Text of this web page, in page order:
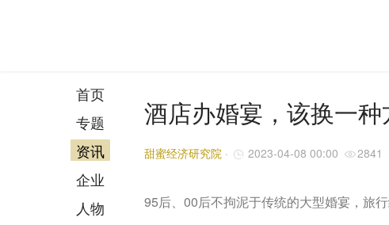
首页
专题
资讯
企业
人物
酒店办婚宴，该换一种
甜蜜经济研究院 · 2023-04-08 00:00 2841
95后、00后不拘泥于传统的大型婚宴，旅